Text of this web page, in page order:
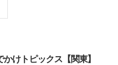
けトピックス【関東】